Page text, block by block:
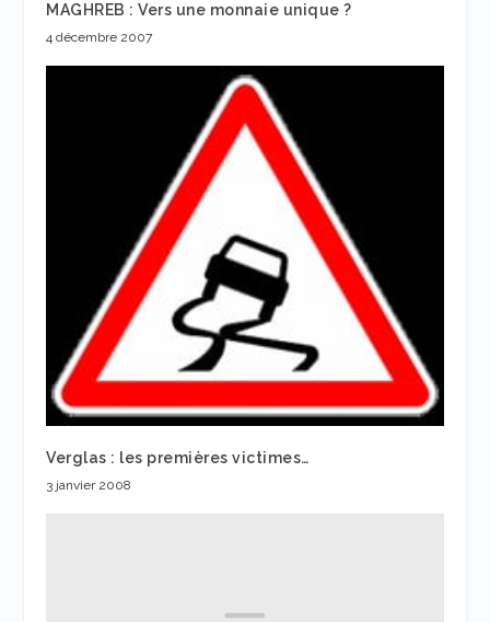
MAGHREB : Vers une monnaie unique ?
4 décembre 2007
Verglas : les premières victimes…
3 janvier 2008